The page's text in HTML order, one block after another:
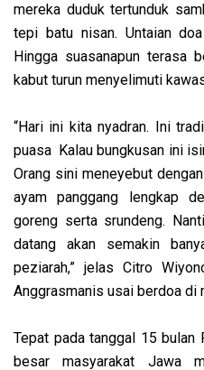
mereka duduk tertunduk
tepi batu nisan. Untaian
Hingga suasanapun terasa
kabut turun menyelimuti
“Hari ini kita nyadran. Ini
puasa Kalau bungkusan ini
Orang sini meneyebut
ayam panggang lengkap
goreng serta srundeng.
datang akan semakin
peziarah,” jelas Citro
Anggrasmanis usai berdoa di
Tepat pada tanggal 15 bulan
besar masyarakat Jawa